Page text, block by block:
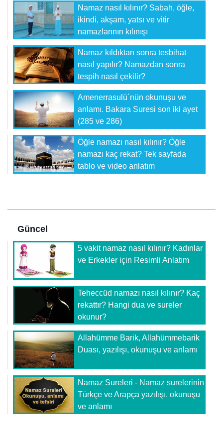
Namaz nasıl kılınır? Sabah, öğle,
ikindi, akşam, yatsı ve vitir
namazlarının kılınışı
Namaz kıldıktan sonra tesbihat
nasıl yapılır? Namazdan sonra
tespih nasıl çekilir?
Amenerrasulü´nün okunuşu ve
anlamı. Bakara Suresi son iki ayet
(285 ve 286)
Öğle namazı nasıl kılınır? Öğle
namazı kaç rekat? Tek sayfada
tablo ve video anlatım
Güncel
5 vakit namaz nasıl kılınır? Kadınlar
ve Erkekler için Resimli Anlatım
Teheccüd namazı nasıl kılınır? Kaç
rekattır? Hangi dua ve sureler
okunur?
Allahümme Barik, Allahümmebarik
Duası, yazılışı, okunuşu ve anlamı
Namaz Sureleri - Namaz surelerinin
Türkçe ve Arapça yazılışı, okunuşu
ve anlamı